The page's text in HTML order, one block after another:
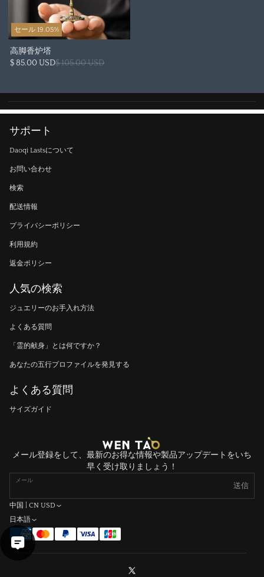
セール 19.05%
高脚香炉塔
$ 85.00 USD$ 105.00 USD
サポート
Daoqi Lastsについて
お問い合わせ
検索
配送情報
プライバシーポリシー
利用規約
返金ポリシー
人気の検索
ジュエリーのお手入れ方法
よくある質問
「霊的献身」とは何ですか？
あなたの五行プロファイルを発見する
よくある質問
サイズガイド
メール登録をして、最新のお得な情報や製品アップデートをいち
早く受け取りましょう！
メール
送信
中国 | CN USD
日本語